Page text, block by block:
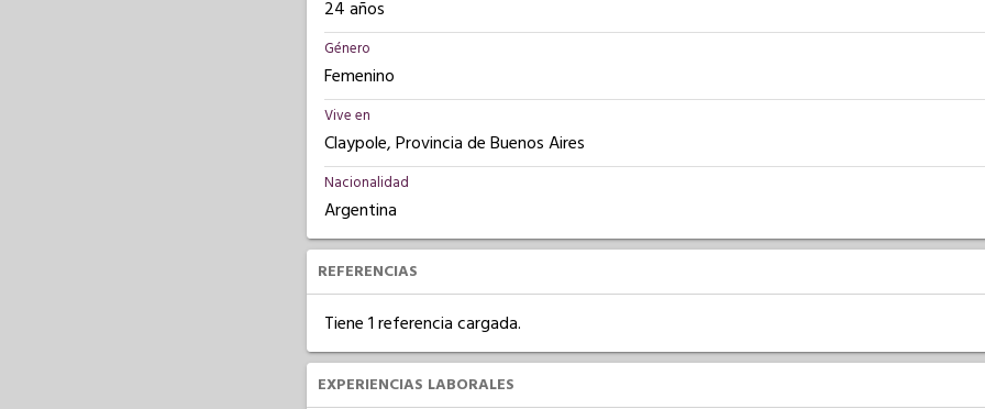
24 años
Género
Femenino
Vive en
Claypole, Provincia de Buenos Aires
Nacionalidad
Argentina
REFERENCIAS
Tiene 1 referencia cargada.
EXPERIENCIAS LABORALES